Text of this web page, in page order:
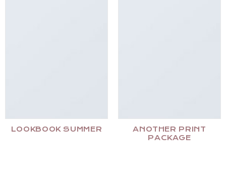
LOOKBOOK SUMMER
ANOTHER PRINT
PACKAGE